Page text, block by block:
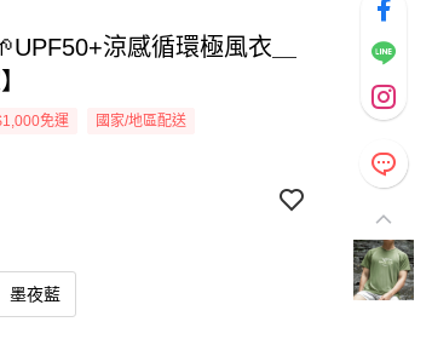
涼感循環極風衣＿
免運 國家/地區配送
墨夜藍